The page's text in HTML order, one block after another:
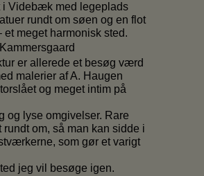
i Videbæk med legeplads
rundt om søen og en flot
et meget harmonisk sted.
er allerede et besøg værd
malerier af A. Haugen
og meget intim på
og lyse omgivelser. Rare
om, så man kan sidde i
som gør et varigt
jeg vil besøge igen.